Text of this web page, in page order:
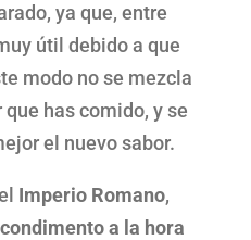
ya que, entre
útil debido a que
modo no se mezcla
has comido, y se
el nuevo sabor.
Imperio Romano,
a la hora